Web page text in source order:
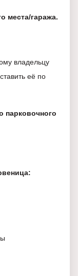
места/гаража.
владельцу
её по
парковочного